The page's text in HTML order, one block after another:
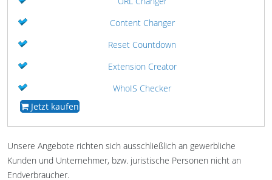
Content Changer
Reset Countdown
Extension Creator
WhoIS Checker
Jetzt kaufen
Unsere Angebote richten sich ausschließlich an gewerbliche
Kunden und Unternehmer, bzw. juristische Personen nicht an
Endverbraucher.